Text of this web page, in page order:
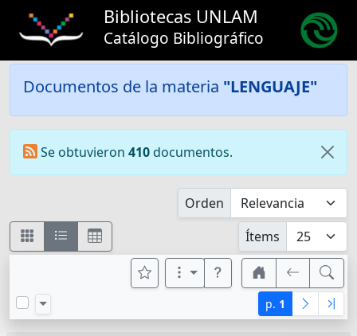
Bibliotecas UNLAM
Catálogo Bibliográfico
Documentos de la materia "LENGUAJE"
Se obtuvieron 410documentos.
Orden
Ítems
p. 1